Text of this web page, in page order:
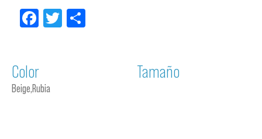
Facebook
Twitter
Color
Beige,Rubia
Tamaño